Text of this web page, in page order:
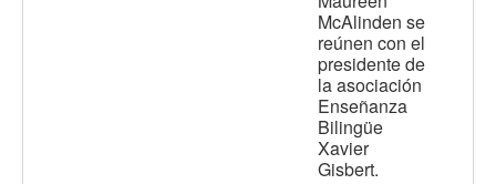
McAlinden se
reúnen con el
presidente de
la asociación
Enseñanza
Bilingüe
Xavier
Gisbert.